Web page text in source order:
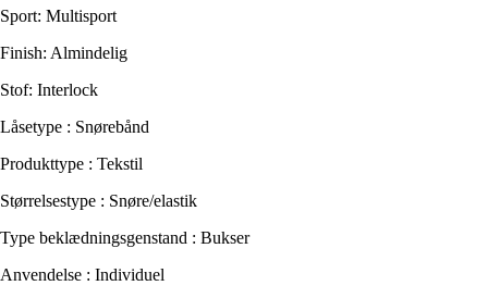
Sport: Multisport
Finish: Almindelig
Stof: Interlock
Låsetype : Snørebånd
Produkttype : Tekstil
Størrelsestype : Snøre/elastik
Type beklædningsgenstand : Bukser
Anvendelse : Individuel